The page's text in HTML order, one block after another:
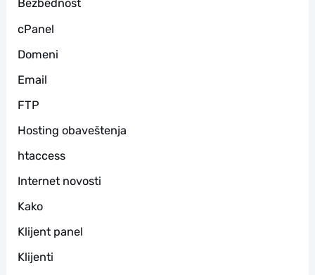
а
Bezbednost
cPanel
Domeni
Email
FTP
Hosting obaveštenja
htaccess
Internet novosti
Kako
Klijent panel
Klijenti